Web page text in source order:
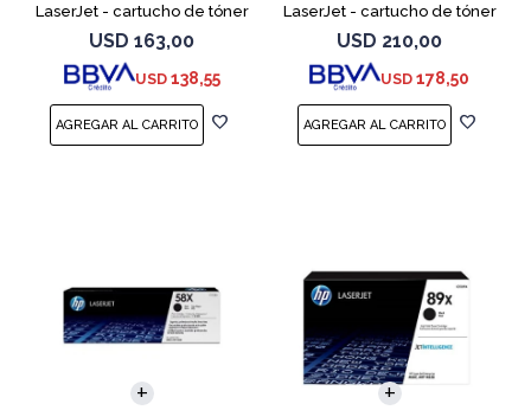
LaserJet - cartucho de tóner
(W2300A) - para Color
LaserJet Pro 4201, 4203, MFP
4301, MFP 4303
USD 163,00
USD 138,55
LaserJet - cartucho de tóner
(CF258A) - para LaserJet Pro
M404dn, M404dw, M404n,
M428fdw, MFP M428dw
USD 210,00
USD 178,50